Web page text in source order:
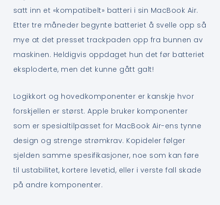
satt inn et «kompatibelt» batteri i sin MacBook Air.
Etter tre måneder begynte batteriet å svelle opp så
mye at det presset trackpaden opp fra bunnen av
maskinen. Heldigvis oppdaget hun det før batteriet
eksploderte, men det kunne gått galt!
Logikkort og hovedkomponenter er kanskje hvor
forskjellen er størst. Apple bruker komponenter
som er spesialtilpasset for MacBook Air-ens tynne
design og strenge strømkrav. Kopideler følger
sjelden samme spesifikasjoner, noe som kan føre
til ustabilitet, kortere levetid, eller i verste fall skade
på andre komponenter.